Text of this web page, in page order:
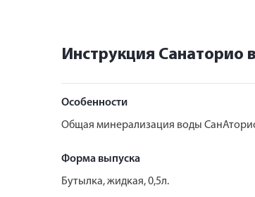
Инструкция Санаторио
Особенности
Общая минерализация воды
Форма выпуска
Бутылка, жидкая, 0,5л.